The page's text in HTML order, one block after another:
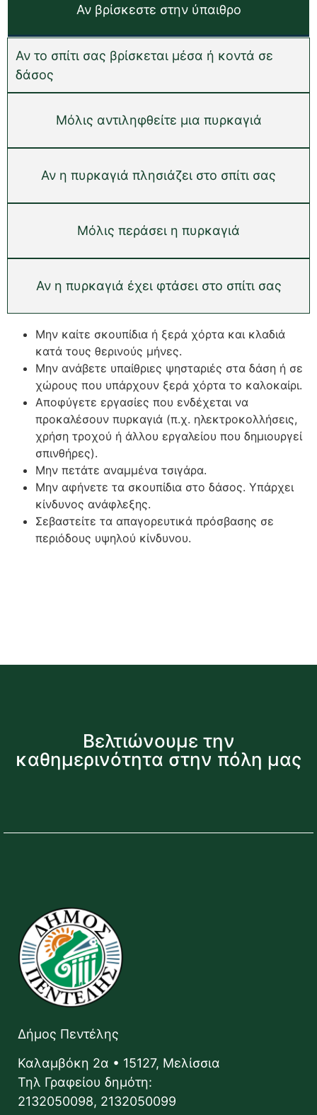
Αν βρίσκεστε στην ύπαιθρο
Αν το σπίτι σας βρίσκεται μέσα ή κοντά σε
δάσος
Μόλις αντιληφθείτε μια πυρκαγιά
Αν η πυρκαγιά πλησιάζει στο σπίτι σας
Μόλις περάσει η πυρκαγιά
Αν η πυρκαγιά έχει φτάσει στο σπίτι σας
Μην καίτε σκουπίδια ή ξερά χόρτα και κλαδιά
κατά τους θερινούς μήνες.
Μην ανάβετε υπαίθριες ψησταριές στα δάση ή σε
χώρους που υπάρχουν ξερά χόρτα το καλοκαίρι.
Αποφύγετε εργασίες που ενδέχεται να
προκαλέσουν πυρκαγιά (π.χ. ηλεκτροκολλήσεις,
χρήση τροχού ή άλλου εργαλείου που δημιουργεί
σπινθήρες).
Μην πετάτε αναμμένα τσιγάρα.
Μην αφήνετε τα σκουπίδια στο δάσος. Υπάρχει
κίνδυνος ανάφλεξης.
Σεβαστείτε τα απαγορευτικά πρόσβασης σε
περιόδους υψηλού κίνδυνου.
Βελτιώνουμε την
καθημερινότητα στην πόλη μας
Δήμος Πεντέλης
Καλαμβόκη 2α • 15127, Μελίσσια
Τηλ Γραφείου δημότη:
2132050098, 2132050099